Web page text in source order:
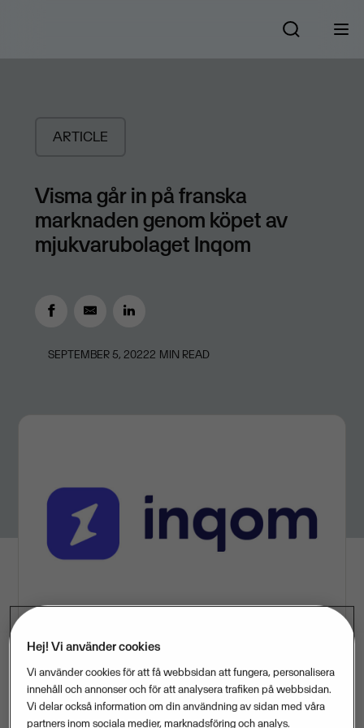
ARTICLE
Visma går in på franska
marknaden genom köpet av
mjukvarubolaget Inqom
SEPTEMBER 5, 20222 MIN READ
När affären går igenom blir det Vismas debut på den
franska marknaden och innebär att bolaget nu finns
Hej! Vi använder cookies
Vi använder cookies för att få webbsidan att fungera, personalisera
innehåll och annonser och för att analysera trafiken på webbsidan.
Vi delar också information om din användning av sidan med våra
partners inom sociala medier, marknadsföring och analys.